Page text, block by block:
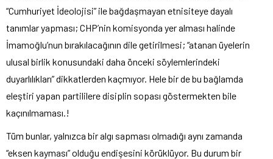
“Cumhuriyet İdeolojisi” ile bağdaşmayan etnisiteye dayalı
tanımlar yapması; CHP’nin komisyonda yer alması halinde
İmamoğlu’nun bırakılacağının dile getirilmesi; “atanan üyelerin
ulusal birlik konusundaki daha önceki söylemlerindeki
duyarlılıkları” dikkatlerden kaçmıyor. Hele bir de bu bağlamda
eleştiri yapan partililere disiplin sopası göstermekten bile
kaçınılmaması.!
Tüm bunlar, yalnızca bir algı sapması olmadığı aynı zamanda
“eksen kayması” olduğu endişesini körüklüyor. Bu durum bir